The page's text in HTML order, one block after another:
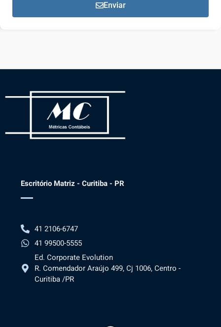
Enviar
Escritório Matriz - Curitiba - PR
41 2106-6747
41 99500-5555
Ed. Corporate Evolution
R. Comendador Araújo 499, Cj 1006, Centro -
Curitiba /PR